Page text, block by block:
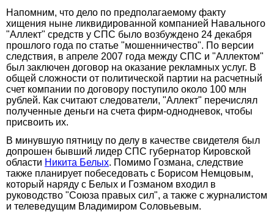
Напомним, что дело по предполагаемому факту
хищения ныне ликвидированной компанией Навального
"Аллект" средств у СПС было возбуждено 24 декабря
прошлого года по статье "мошенничество". По версии
следствия, в апреле 2007 года между СПС и "Аллектом"
был заключен договор на оказание рекламных услуг. В
общей сложности от политической партии на расчетный
счет компании по договору поступило около 100 млн
рублей. Как считают следователи, "Аллект" перечислял
полученные деньги на счета фирм-однодневок, чтобы
присвоить их.
В минувшую пятницу по делу в качестве свидетеля был
допрошен бывший лидер СПС губернатор Кировской
области Никита Белых. Помимо Гозмана, следствие
также планирует побеседовать с Борисом Немцовым,
который наряду с Белых и Гозманом входил в
руководство "Союза правых сил", а также с журналистом
и телеведущим Владимиром Соловьевым.